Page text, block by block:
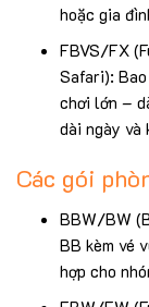
hoặc gia
FBVS/FX
Safari):
chơi lớn –
dài ngày và
Các gói
BBW/BW
BB kèm vé
hợp cho